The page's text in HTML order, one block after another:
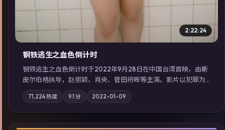
2:22:24
钢铁逃生之血色倒计时
钢铁逃生之血色倒计时于2022年9月28日在中国台湾首映，由斯
皮尔伯格执导，赵丽颖、肖央、菅田将晖等主演。影片以犯罪为
叙事主轴，失踪人口档案牵出跨国灰色产业链；摄影与配乐强化
地域气质；站内亦可通过「国产免费观看高清电视剧在线看」延
展检索同类型高分佳作，畅享高清在线追剧体验。
71,224热度 9.1 分 2022-01-09